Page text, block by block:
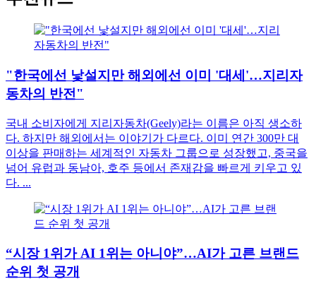
"한국에선 낯설지만 해외에선 이미 '대세'…지리자
동차의 반전"
국내 소비자에게 지리자동차(Geely)라는 이름은 아직 생소하
다. 하지만 해외에서는 이야기가 다르다. 이미 연간 300만 대
이상을 판매하는 세계적인 자동차 그룹으로 성장했고, 중국을
넘어 유럽과 동남아, 호주 등에서 존재감을 빠르게 키우고 있
다. ...
“시장 1위가 AI 1위는 아니야”…AI가 고른 브랜드
순위 첫 공개